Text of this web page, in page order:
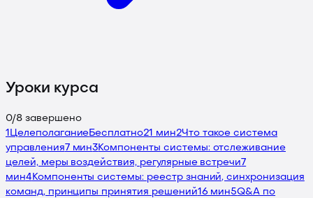
Уроки курса
0/8завершено
1 ЦелеполаганиеБесплатно21 мин2Что такое система
управления 7 мин3Компоненты системы: отслеживание
целей, меры воздействия, регулярные встречи 7
мин4 Компоненты системы: реестр знаний, синхронизация
команд, принципы принятия решений16 мин5Q&A по